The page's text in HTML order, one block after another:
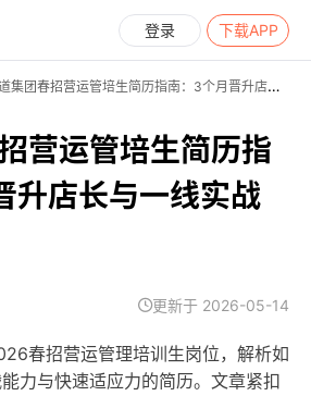
登录 下载APP
集团春招营运管培生简历指南：3个月晋升店长与一线实战写法
营运管培生简历指
升店长与一线实战
更新于 2026-05-14
春招营运管理培训生岗位，解析如
力与快速适应力的简历。文章紧扣